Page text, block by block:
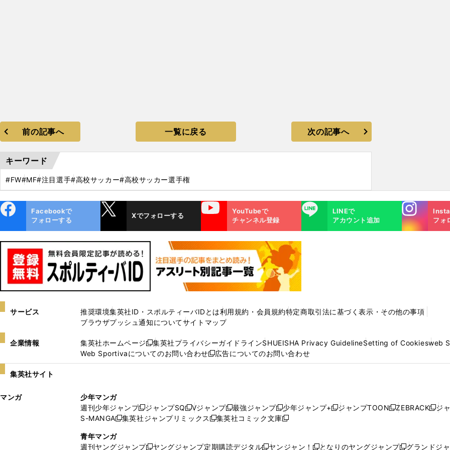
前の記事へ 一覧に戻る 次の記事へ
キーワード
#FW#MF#注目選手#高校サッカー#高校サッカー選手権
ok
Facebookで
フォローする
Xでフォローする
YouTube
YouTubeで
チャンネル登録
LINE
LINEで
アカウント追加
Instagra
m
フォ
サービス 推奨環境集英社ID・スポルティーバIDとは利用規約・会員規約特定商取引法に基づく表示・その他の事項
ブラウザプッシュ通知についてサイトマップ
企業情報 集英社ホームページ
新
し
い
ド
ウ
集英社プライバシーガイドラインSHUEISHA Privacy GuidelineSetting of Cookiesweb
Web Sportivaについてのお問い合わせ
新
し
ン
ド
広告についてのお問い合わせ
集英社サイト
マンガ
少年マンガ
週刊少年ジャンプ
新
し
ジャンプSQ
新
し
Vジャンプ
新
し
最強ジャンプ
新
し
少年ジャンプ+
新
ジャンプTOON
新
ZEBRACK
新
ジ
S-MANGA
新
い
集英社ジャンプリミックス
新
集英社コミック文庫
新
青年マンガ
週刊ヤングジャンプ
ヤングジャンプ定期購読デジタル ヤンジャン！ となりのヤングジャンプ グランドジ